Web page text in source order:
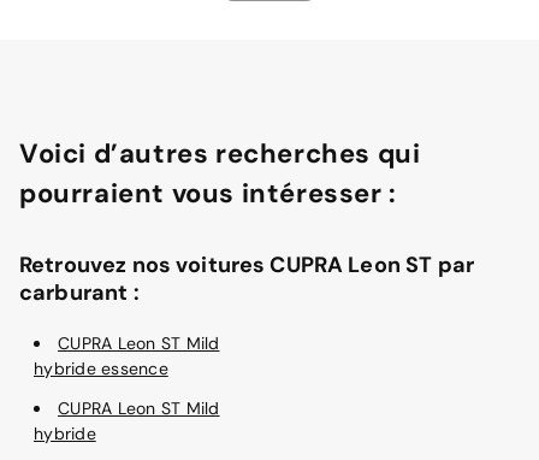
Voici d’autres recherches qui
pourraient vous intéresser :
Retrouvez nos voitures CUPRA Leon ST par
carburant :
CUPRA Leon ST Mild
hybride essence
CUPRA Leon ST Mild
hybride